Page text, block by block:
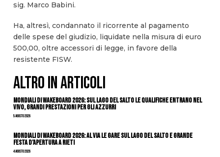
sig. Marco Babini.
Ha, altresì, condannato il ricorrente al pagamento
delle spese del giudizio, liquidate nella misura di euro
500,00, oltre accessori di legge, in favore della
resistente FISW.
ALTRO IN ARTICOLI
Mondiali di Wakeboard 2026: sul Lago del Salto le qualifiche entrano nel
vivo, grandi prestazioni per gli azzurri
5 Agosto 2026
Mondiali di Wakeboard 2026: al via le gare sul Lago del Salto e grande
festa d’apertura a Rieti
4 Agosto 2026